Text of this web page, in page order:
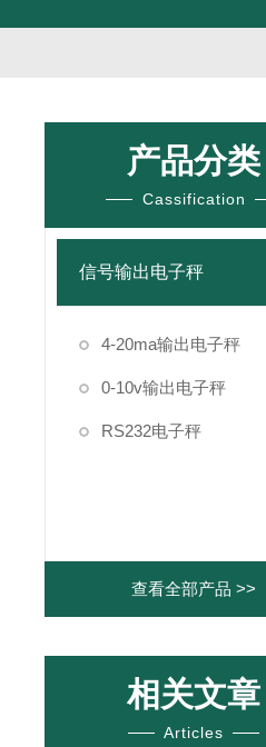
产品分类
Cassification
信号输出电子秤
4-20ma输出电子秤
0-10v输出电子秤
RS232电子秤
查看全部产品 >>
相关文章
Articles